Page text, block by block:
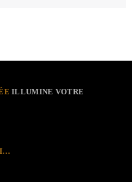
ILLUMINE VOTRE
POLITIQUE DE CONFIDENTIALITÉ